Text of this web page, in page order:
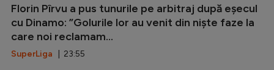
Florin Pîrvu a pus tunurile pe arbitraj după eșecul
cu Dinamo: ”Golurile lor au venit din niște faze la
care noi reclamam...
SuperLiga | 23:55